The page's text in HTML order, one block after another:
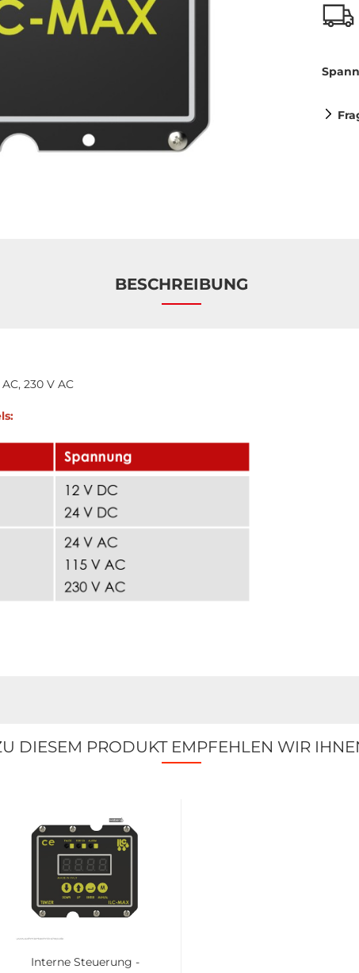
BESCHREIBUNG
AC, 230 V AC
DIESEM PRODUKT EMPFEHLEN WIR
In­ter­ne Steue­rung -